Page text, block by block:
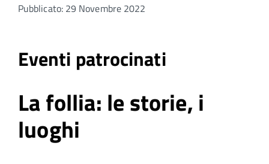
Pubblicato: 29 Novembre 2022
Eventi patrocinati
La follia: le storie, i
luoghi